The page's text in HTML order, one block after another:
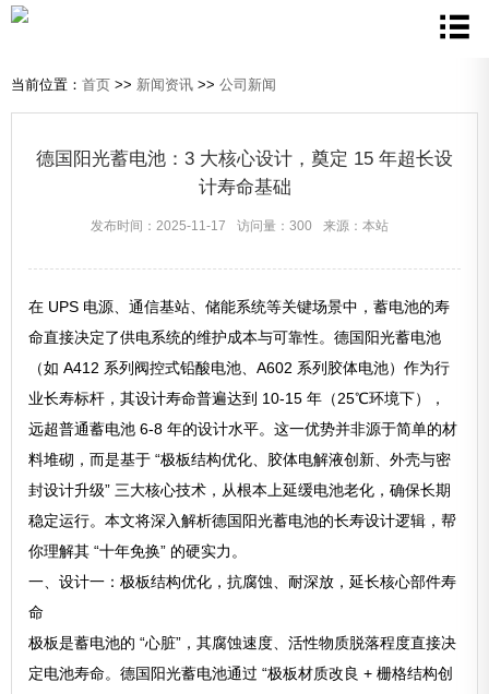
当前位置： 首页 >> 新闻资讯 >> 公司新闻
德国阳光蓄电池：3 大核心设计，奠定 15 年超长设
计寿命基础
发布时间：2025-11-17 访问量：300 来源：本站
在 UPS 电源、通信基站、储能系统等关键场景中，蓄电池的寿
命直接决定了供电系统的维护成本与可靠性。德国阳光蓄电池
（如 A412 系列阀控式铅酸电池、A602 系列胶体电池）作为行
业长寿标杆，其设计寿命普遍达到 10-15 年（25℃环境下），
远超普通蓄电池 6-8 年的设计水平。这一优势并非源于简单的材
料堆砌，而是基于 “极板结构优化、胶体电解液创新、外壳与密
封设计升级” 三大核心技术，从根本上延缓电池老化，确保长期
稳定运行。本文将深入解析德国阳光蓄电池的长寿设计逻辑，帮
你理解其 “十年免换” 的硬实力。
一、设计一：极板结构优化，抗腐蚀、耐深放，延长核心部件寿
命
极板是蓄电池的 “心脏”，其腐蚀速度、活性物质脱落程度直接决
定电池寿命。德国阳光蓄电池通过 “极板材质改良 + 栅格结构创